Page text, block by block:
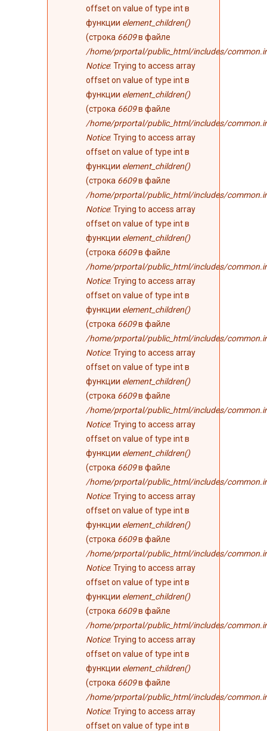
offset on value of type int в
функции element_children()
(строка 6609в файле
/home/prportal/public_html/includes/
Notice: Trying to access array
offset on value of type int в
функции element_children()
(строка 6609в файле
/home/prportal/public_html/includes/
Notice: Trying to access array
offset on value of type int в
функции element_children()
(строка 6609в файле
/home/prportal/public_html/includes/
Notice: Trying to access array
offset on value of type int в
функции element_children()
(строка 6609в файле
/home/prportal/public_html/includes/
Notice: Trying to access array
offset on value of type int в
функции element_children()
(строка 6609в файле
/home/prportal/public_html/includes/
Notice: Trying to access array
offset on value of type int в
функции element_children()
(строка 6609в файле
/home/prportal/public_html/includes/
Notice: Trying to access array
offset on value of type int в
функции element_children()
(строка 6609в файле
/home/prportal/public_html/includes/
Notice: Trying to access array
offset on value of type int в
функции element_children()
(строка 6609в файле
/home/prportal/public_html/includes/
Notice: Trying to access array
offset on value of type int в
функции element_children()
(строка 6609в файле
/home/prportal/public_html/includes/
Notice: Trying to access array
offset on value of type int в
функции element_children()
(строка 6609в файле
/home/prportal/public_html/includes/
Notice: Trying to access array
offset on value of type int в